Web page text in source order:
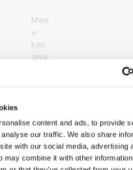
content and ads, to provide
our traffic. We also share
with our social media, advertising
may combine it with other
Men
vi
kan
give
nye
Indtast din E-